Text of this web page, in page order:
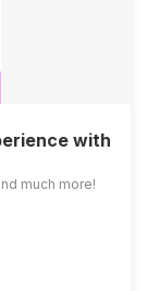
with
much more!